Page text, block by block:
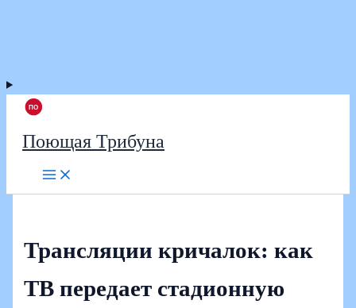
Поющая Трибуна
Трансляции кричалок: как
ТВ передает стадионную